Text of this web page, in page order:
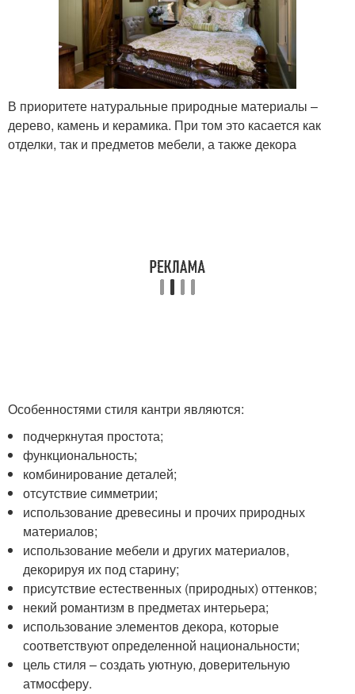
В приоритете натуральные природные материалы –
дерево, камень и керамика. При том это касается как
отделки, так и предметов мебели, а также декора
Особенностями стиля кантри являются:
подчеркнутая простота;
функциональность;
комбинирование деталей;
отсутствие симметрии;
использование древесины и прочих природных
материалов;
использование мебели и других материалов,
декорируя их под старину;
присутствие естественных (природных) оттенков;
некий романтизм в предметах интерьера;
использование элементов декора, которые
соответствуют определенной национальности;
цель стиля – создать уютную, доверительную
атмосферу.